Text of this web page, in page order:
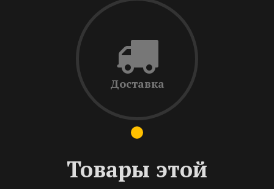
Доставка
Товары этой